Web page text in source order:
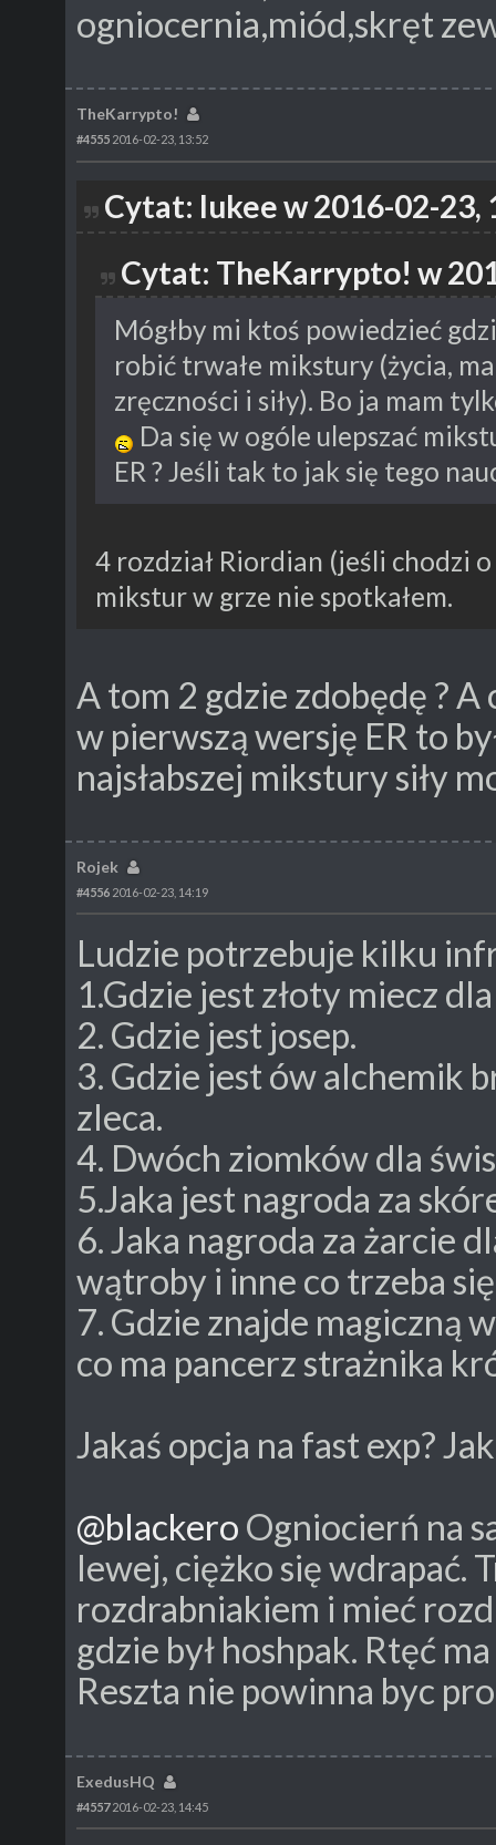
ogniocernia,miód,skręt
TheKarrypto!
#4555 2016-02-23, 13:52
Cytat: lukee w 2016-02-23,
Cytat: TheKarrypto! w
Mógłby mi ktoś powiedzieć
robić trwałe mikstury (życia,
zręczności i siły). Bo ja mam
Da się w ogóle ulepszać
ER ? Jeśli tak to jak się tego
4 rozdział Riordian (jeśli chodzi
mikstur w grze nie spotkałem.
A tom 2 gdzie zdobędę ? A
w pierwszą wersję ER to
najsłabszej mikstury siły
Rojek
#4556 2016-02-23, 14:19
Ludzie potrzebuje kilku
1.Gdzie jest złoty miecz
2. Gdzie jest josep.
3. Gdzie jest ów alchemik
zleca.
4. Dwóch ziomków dla
5.Jaka jest nagroda za
6. Jaka nagroda za żarcie
wątroby i inne co trzeba
7. Gdzie znajde magiczną
co ma pancerz strażnika
Jakaś opcja na fast exp?
@blackero Ogniocierń na
lewej, ciężko się wdrapać.
rozdrabniakiem i mieć
gdzie był hoshpak. Rtęć
Reszta nie powinna byc
ExedusHQ
#45572016-02-23, 14:45